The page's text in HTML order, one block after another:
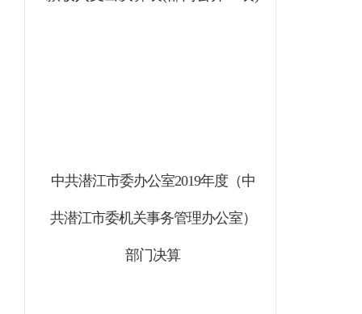
中共潜江市委办公室2019年度（中
共潜江市委机关事务管理办公室）
部门决算